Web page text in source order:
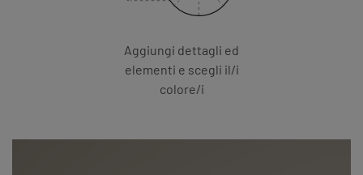
Aggiungi dettagli ed
elementi e scegli il/i
colore/i